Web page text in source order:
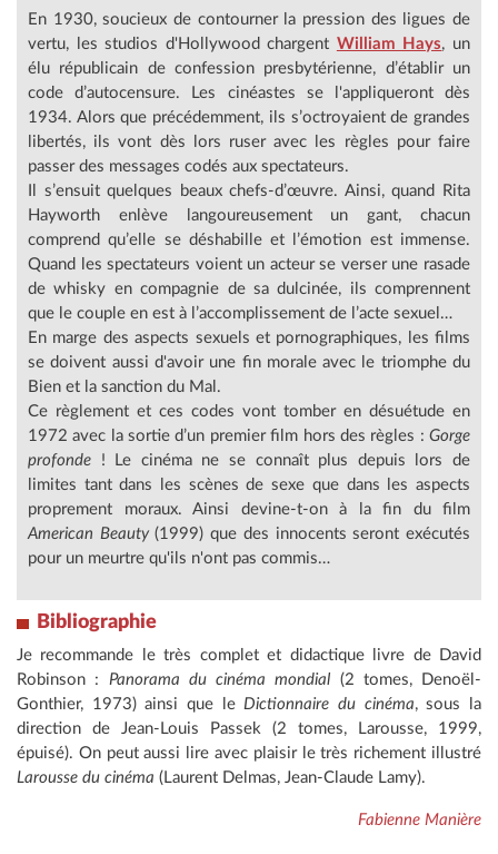
En 1930, soucieux de contourner la pression des ligues de
vertu, les studios d'Hollywood chargent William Hays, un
élu républicain de confession presbytérienne, d’établir un
code d’autocensure. Les cinéastes se l'appliqueront dès
1934. Alors que précédemment, ils s’octroyaient de grandes
libertés, ils vont dès lors ruser avec les règles pour faire
passer des messages codés aux spectateurs.
Il s’ensuit quelques beaux chefs-d’œuvre. Ainsi, quand Rita
Hayworth enlève langoureusement un gant, chacun
comprend qu’elle se déshabille et l’émotion est immense.
Quand les spectateurs voient un acteur se verser une rasade
de whisky en compagnie de sa dulcinée, ils comprennent
que le couple en est à l’accomplissement de l’acte sexuel…
En marge des aspects sexuels et pornographiques, les films
se doivent aussi d'avoir une fin morale avec le triomphe du
Bien et la sanction du Mal.
Ce règlement et ces codes vont tomber en désuétude en
1972 avec la sortie d’un premier film hors des règles : Gorge
profonde ! Le cinéma ne se connaît plus depuis lors de
limites tant dans les scènes de sexe que dans les aspects
proprement moraux. Ainsi devine-t-on à la fin du film
American Beauty(1999) que des innocents seront exécutés
pour un meurtre qu'ils n'ont pas commis…
Bibliographie
Je recommande le très complet et didactique livre de David
Robinson : Panorama du cinéma mondial (2 tomes, Denoël-
Gonthier, 1973) ainsi que le Dictionnaire du cinéma, sous la
direction de Jean-Louis Passek (2 tomes, Larousse, 1999,
épuisé). On peut aussi lire avec plaisir le très richement illustré
Larousse du cinéma (Laurent Delmas, Jean-Claude Lamy).
Fabienne Manière